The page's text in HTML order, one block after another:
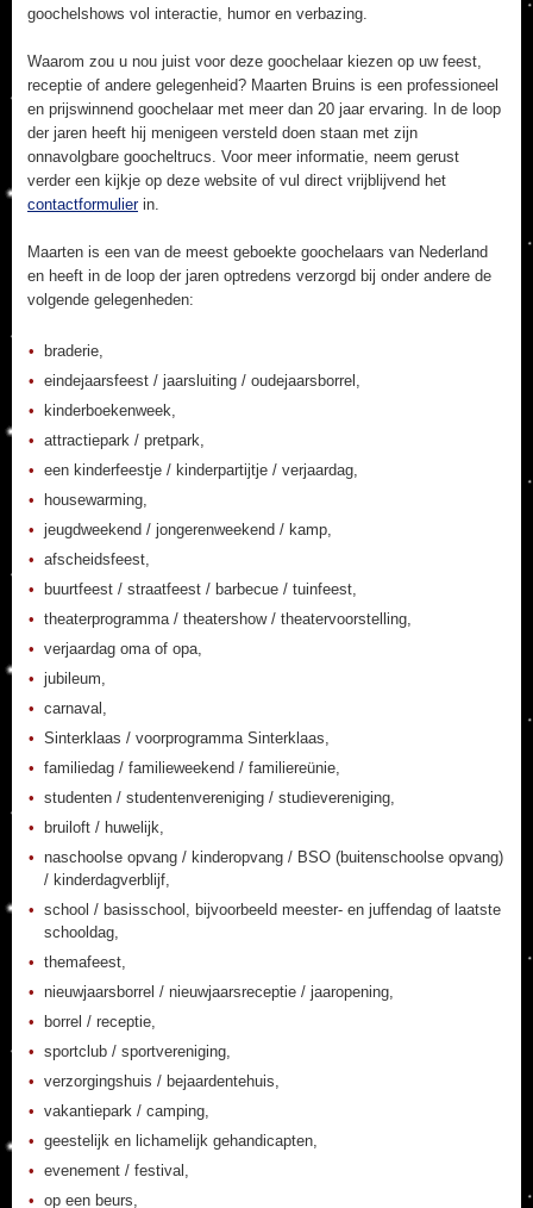
goochelshows vol interactie, humor en verbazing.
Waarom zou u nou juist voor deze goochelaar kiezen op uw feest,
receptie of andere gelegenheid? Maarten Bruins is een professioneel
en prijswinnend goochelaar met meer dan 20 jaar ervaring. In de loop
der jaren heeft hij menigeen versteld doen staan met zijn
onnavolgbare goocheltrucs. Voor meer informatie, neem gerust
verder een kijkje op deze website of vul direct vrijblijvend het
contactformulierin.
Maarten is een van de meest geboekte goochelaars van Nederland
en heeft in de loop der jaren optredens verzorgd bij onder andere de
volgende gelegenheden:
braderie,
eindejaarsfeest / jaarsluiting / oudejaarsborrel,
kinderboekenweek,
attractiepark / pretpark,
een kinderfeestje / kinderpartijtje / verjaardag,
housewarming,
jeugdweekend / jongerenweekend / kamp,
afscheidsfeest,
buurtfeest / straatfeest / barbecue / tuinfeest,
theaterprogramma / theatershow / theatervoorstelling,
verjaardag oma of opa,
jubileum,
carnaval,
Sinterklaas / voorprogramma Sinterklaas,
familiedag / familieweekend / familiereünie,
studenten / studentenvereniging / studievereniging,
bruiloft / huwelijk,
naschoolse opvang / kinderopvang / BSO (buitenschoolse opvang)
/ kinderdagverblijf,
school / basisschool, bijvoorbeeld meester- en juffendag of laatste
schooldag,
themafeest,
nieuwjaarsborrel / nieuwjaarsreceptie / jaaropening,
borrel / receptie,
sportclub / sportvereniging,
verzorgingshuis / bejaardentehuis,
vakantiepark / camping,
geestelijk en lichamelijk gehandicapten,
evenement / festival,
op een beurs,